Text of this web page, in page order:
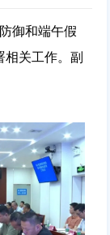
御和端午假
关工作。副